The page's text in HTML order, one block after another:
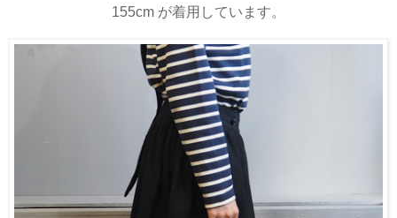
155cm が着用しています。